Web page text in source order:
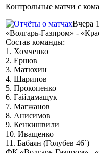
Контрольные матчи с
Вчера
«Волгарь-Газпром» -
Состав команды:
1. Хомченко
2. Ершов
3. Матюхин
4. Шарипов
5. Прокопенко
6. Гайдамащук
7. Магжанов
8. Анисимов
9. Кенкишвили
10. Иващенко
11. Бабаян (Голубев 46`)